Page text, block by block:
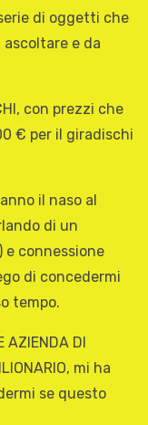
di oggetti che
e da
con prezzi che
€ per il giradischi
il naso al
di un
e connessione
di concedermi
tempo.
DI
mi ha
se questo